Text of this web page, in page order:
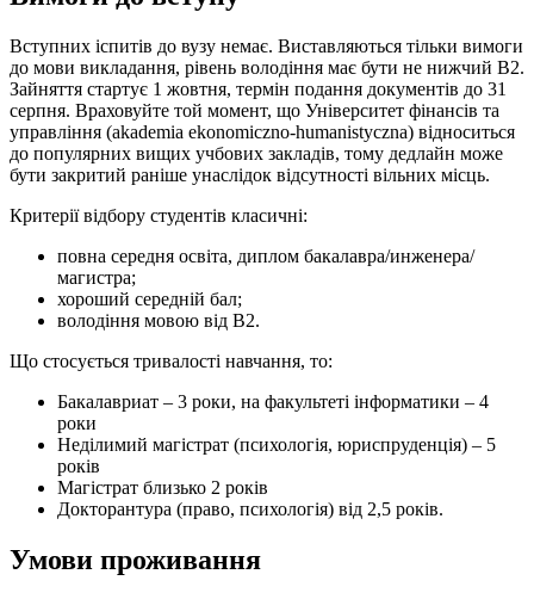
Вступних іспитів до вузу немає. Виставляються тільки вимоги
до мови викладання, рівень володіння має бути не нижчий В2.
Зайняття стартує 1 жовтня, термін подання документів до 31
серпня. Враховуйте той момент, що Університет фінансів та
управління (akademia ekonomiczno-humanistyczna) відноситься
до популярних вищих учбових закладів, тому дедлайн може
бути закритий раніше унаслідок відсутності вільних місць.
Критерії відбору студентів класичні:
повна середня освіта, диплом бакалавра/инженера/
магистра;
хороший середній бал;
володіння мовою від В2.
Що стосується тривалості навчання, то:
Бакалавриат – 3 роки, на факультеті інформатики – 4
роки
Неділимий магістрат (психологія, юриспруденція) – 5
років
Магістрат близько 2 років
Докторантура (право, психологія) від 2,5 років.
Умови проживання